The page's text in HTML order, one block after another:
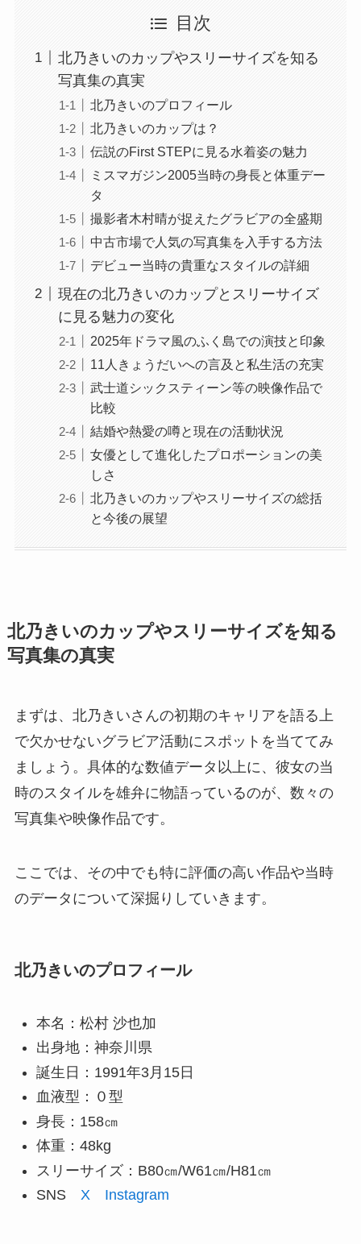
目次
北乃きいのカップやスリーサイズを知る
写真集の真実
北乃きいのプロフィール
北乃きいのカップは？
伝説のFirst STEPに見る水着姿の魅力
ミスマガジン2005当時の身長と体重デー
タ
撮影者木村晴が捉えたグラビアの全盛期
中古市場で人気の写真集を入手する方法
デビュー当時の貴重なスタイルの詳細
現在の北乃きいのカップとスリーサイズ
に見る魅力の変化
2025年ドラマ風のふく島での演技と印象
11人きょうだいへの言及と私生活の充実
武士道シックスティーン等の映像作品で
比較
結婚や熱愛の噂と現在の活動状況
女優として進化したプロポーションの美
しさ
北乃きいのカップやスリーサイズの総括
と今後の展望
北乃きいのカップやスリーサイズを知る
写真集の真実
まずは、北乃きいさんの初期のキャリアを語る上
で欠かせないグラビア活動にスポットを当ててみ
ましょう。具体的な数値データ以上に、彼女の当
時のスタイルを雄弁に物語っているのが、数々の
写真集や映像作品です。
ここでは、その中でも特に評価の高い作品や当時
のデータについて深掘りしていきます。
北乃きいのプロフィール
本名：松村 沙也加
出身地：神奈川県
誕生日：1991年3月15日
血液型：０型
身長：158㎝
体重：48kg
スリーサイズ：B80㎝/W61㎝/H81㎝
SNS X Instagram